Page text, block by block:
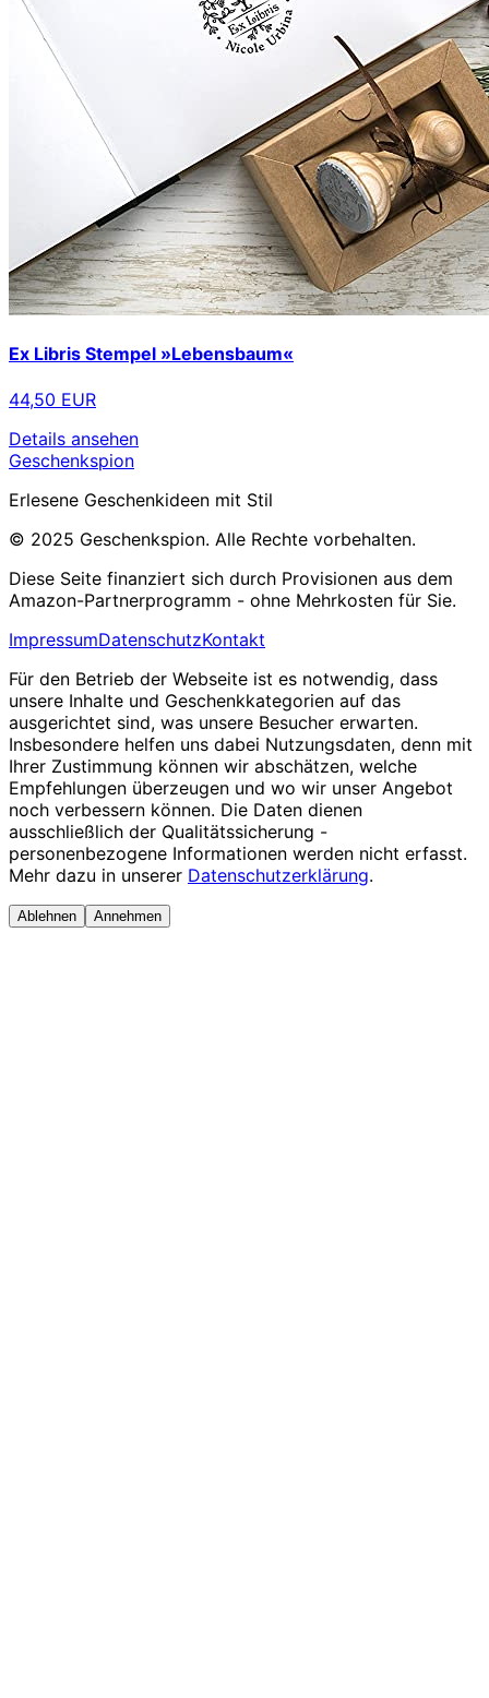
Ex Libris Stempel »Lebensbaum«
44,50 EUR
Details ansehen
Geschenkspion
Erlesene Geschenkideen mit Stil
© 2025 Geschenkspion. Alle Rechte vorbehalten.
Diese Seite finanziert sich durch Provisionen aus dem
Amazon-Partnerprogramm - ohne Mehrkosten für Sie.
ImpressumDatenschutzKontakt
Für den Betrieb der Webseite ist es notwendig, dass
unsere Inhalte und Geschenkkategorien auf das
ausgerichtet sind, was unsere Besucher erwarten.
Insbesondere helfen uns dabei Nutzungsdaten, denn mit
Ihrer Zustimmung können wir abschätzen, welche
Empfehlungen überzeugen und wo wir unser Angebot
noch verbessern können. Die Daten dienen
ausschließlich der Qualitätssicherung -
personenbezogene Informationen werden nicht erfasst.
Mehr dazu in unserer Datenschutzerklärung.
Ablehnen Annehmen